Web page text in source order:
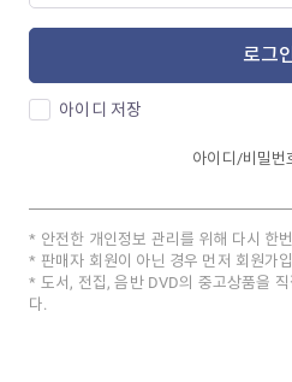
로그
아이디 저장
아이디/비밀번
안전한 개인정보 관리를 위해 다시 한
판매자 회원이 아닌 경우 먼저 회원가
도서, 전집, 음반 DVD의 중고상품을
다.